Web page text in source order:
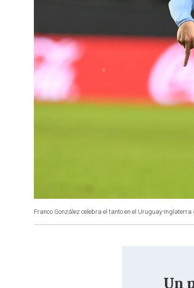
Franco González celebra el tanto en el Uruguay-Inglaterra
Un